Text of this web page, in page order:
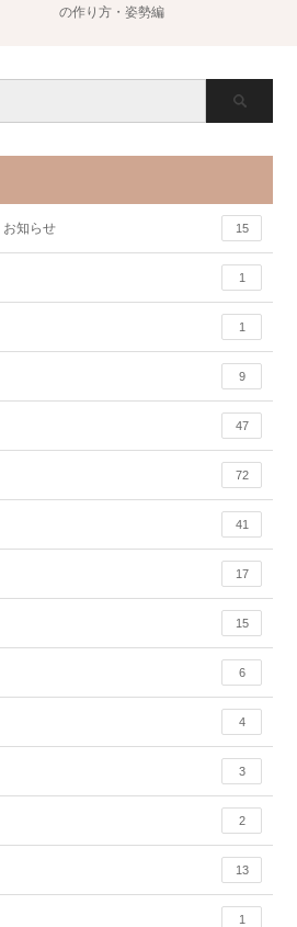
の作り方・姿勢編
お知らせ 15
1
1
9
47
72
41
17
15
6
4
3
2
13
1